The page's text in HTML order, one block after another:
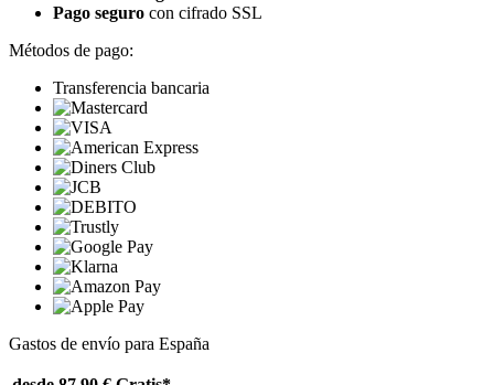
Pago seguro con cifrado SSL
Métodos de pago:
Transferencia bancaria
Gastos de envío para España